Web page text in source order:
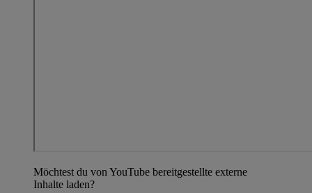
Möchtest du von YouTube bereitgestellte externe
Inhalte laden?